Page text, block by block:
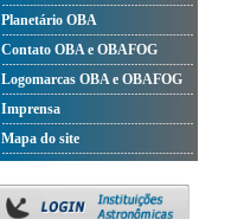
Planetário OBA
Contato OBA e OBAFOG
Logomarcas OBA e OBAFOG
Imprensa
Mapa do site